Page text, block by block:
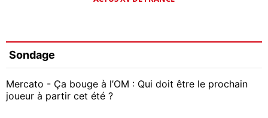
Sondage
Mercato - Ça bouge à l’OM : Qui doit être le prochain
joueur à partir cet été ?